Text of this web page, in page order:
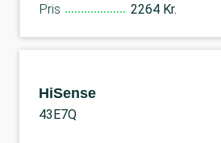
Pris 2264 Kr.
HiSense
43E7Q